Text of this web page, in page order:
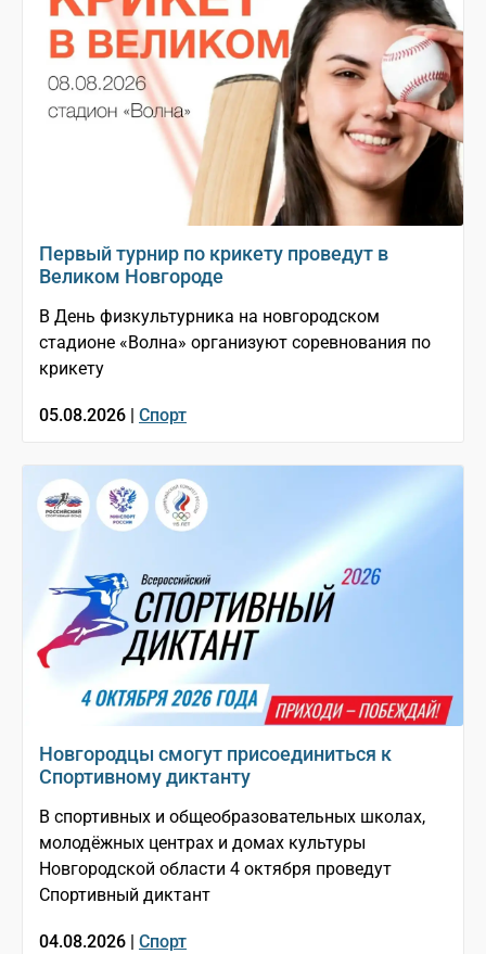
Первый турнир по крикету проведут в
Великом Новгороде
В День физкультурника на новгородском
стадионе «Волна» организуют соревнования по
крикету
05.08.2026 | Спорт
Новгородцы смогут присоединиться к
Спортивному диктанту
В спортивных и общеобразовательных школах,
молодёжных центрах и домах культуры
Новгородской области 4 октября проведут
Спортивный диктант
04.08.2026 | Спорт